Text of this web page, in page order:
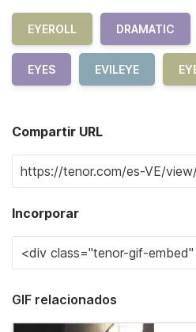
EYEROLL DRAMATIC
EYES EVILEYE
Compartir URL
Incorporar
GIF relacionados